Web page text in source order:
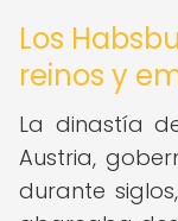
Los
reinos y
La dinastía
Austria,
durante